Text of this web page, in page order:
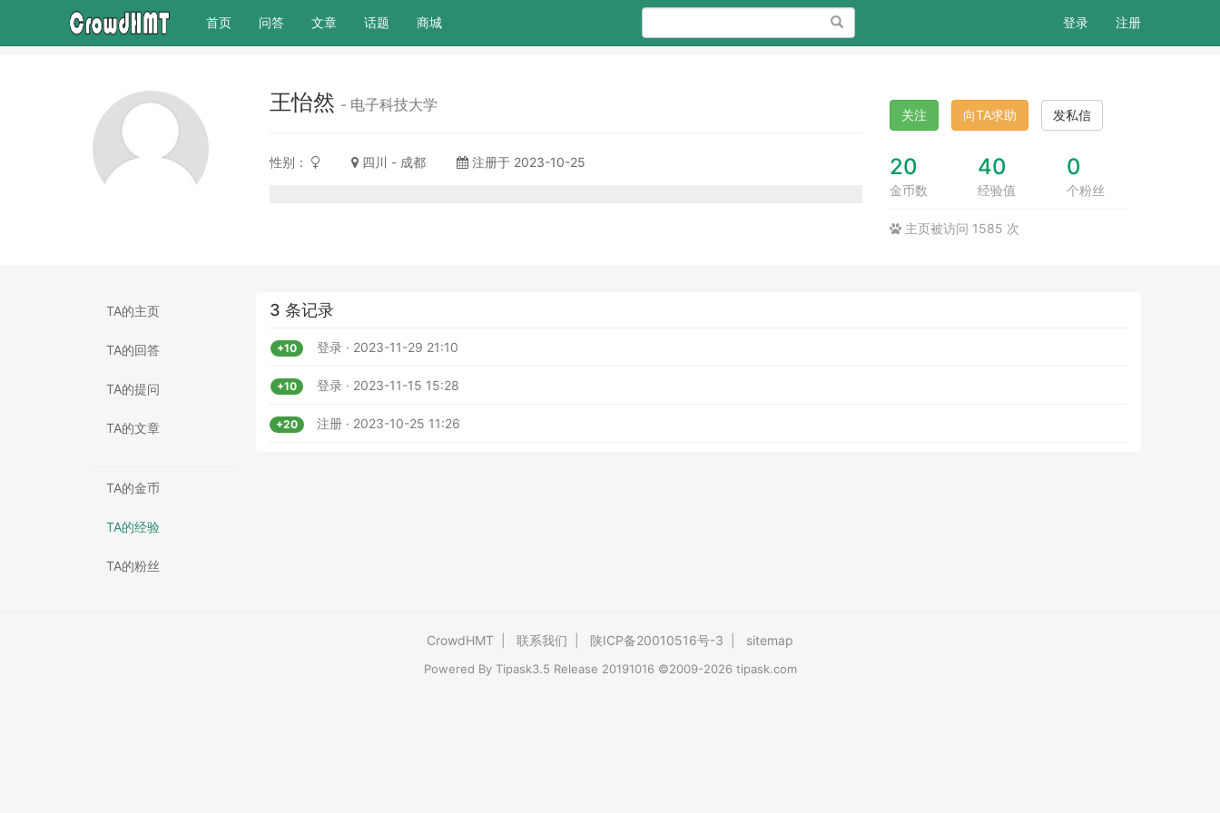
首页(current)
问答 文章 话题 商城 搜索 登录 注册
王怡然 - 电子科技大学
性别： 四川 - 成都 注册于 2023-10-25
关注 向TA求助 发私信
20
金币数
40
经验值
0
个粉丝
主页被访问 1585 次
TA的主页
TA的回答
TA的提问
TA的文章
TA的金币
TA的经验
TA的粉丝
3 条记录
+10 登录 · 2023-11-29 21:10
+10 登录 · 2023-11-15 15:28
+20 注册 · 2023-10-25 11:26
CrowdHMT 联系我们 陕ICP备20010516号-3 sitemap
Powered By Tipask3.5 Release 20191016 ©2009-2026 tipask.com